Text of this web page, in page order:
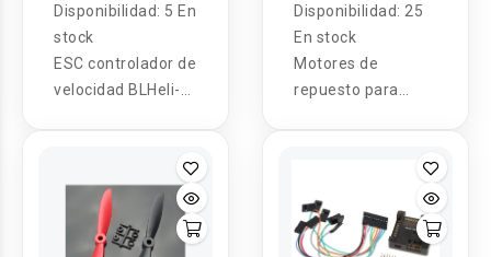
Disponibilidad: 5 En
stock
ESC controlador de
velocidad BLHeli-S
Disponibilidad: 25
En stock
Motores de
repuesto para